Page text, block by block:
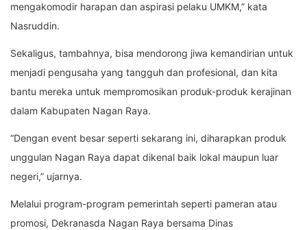
mengakomodir harapan dan aspirasi pelaku UMKM,” kata
Nasruddin.
Sekaligus, tambahnya, bisa mendorong jiwa kemandirian untuk
menjadi pengusaha yang tangguh dan profesional, dan kita
bantu mereka untuk mempromosikan produk-produk kerajinan
dalam Kabupaten Nagan Raya.
“Dengan event besar seperti sekarang ini, diharapkan produk
unggulan Nagan Raya dapat dikenal baik lokal maupun luar
negeri,” ujarnya.
Melalui program-program pemerintah seperti pameran atau
promosi, Dekranasda Nagan Raya bersama Dinas